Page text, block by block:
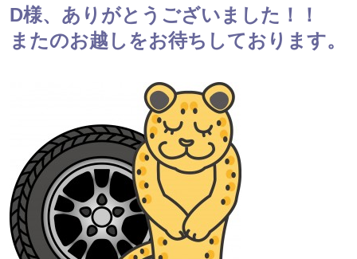
D様、ありがとうございました！！
またのお越しをお待ちしております。